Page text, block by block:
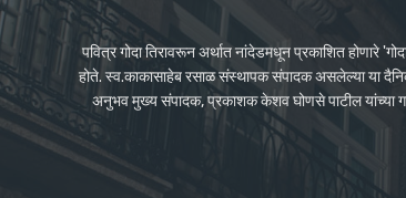
पवित्र गोदा तिरावरून अर्थात नांदेडमधून प्रकाशित होणारे
होते. स्व.काकासाहेब रसाळ संस्थापक संपादक असलेल्या या
अनुभव मुख्य संपादक, प्रकाशक केशव घोणसे पाटील यांच्या